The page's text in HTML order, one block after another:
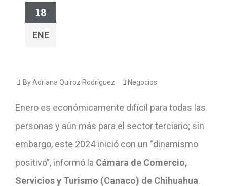
18
ENE
By Adriana Quiroz Rodríguez Negocios
Enero es económicamente difícil para todas las
personas y aún más para el sector terciario; sin
embargo, este 2024 inició con un “dinamismo
positivo”, informó la Cámara de Comercio,
Servicios y Turismo (Canaco) de Chihuahua.